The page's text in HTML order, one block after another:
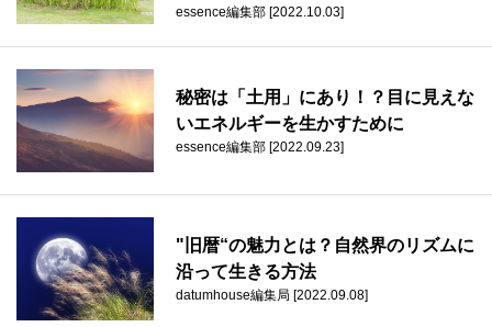
essence編集部 [2022.10.03]
秘密は「土用」にあり！？目に見えな
いエネルギーを生かすために
essence編集部 [2022.09.23]
"旧暦“の魅力とは？自然界のリズムに
沿って生きる方法
datumhouse編集局 [2022.09.08]